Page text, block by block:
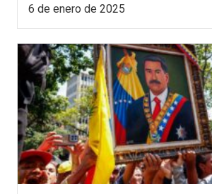
6 de enero de 2025